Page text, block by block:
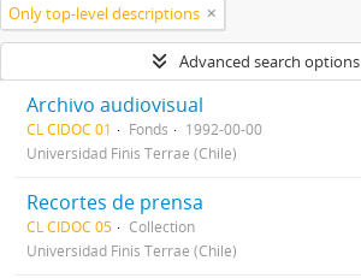
Only top-level descriptions
Advanced search options
Archivo audiovisual
CL CIDOC 01 Fonds
1992-00-00
Universidad Finis Terrae (Chile)
Recortes de prensa
CL CIDOC 05
Collection
Universidad Finis Terrae (Chile)